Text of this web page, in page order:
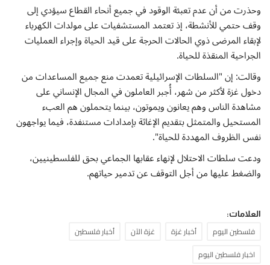
وحذرت من أن عدم تعبئة الوقود في جميع أنحاء القطاع سيؤدي إلى
وقف حتمي للأنشطة، إذ تعتمد المستشفيات على مولدات الكهرباء
لإبقاء المرضى ذوي الحالات الحرجة على قيد الحياة وإجراء العمليات
الجراحية المنقذة للحياة.
وقالت: إن "السلطات الإسرائيلية تعمدت منع جميع المساعدات من
دخول غزة لأكثر من شهر، أُجبر العاملون في المجال الإنساني على
مشاهدة الناس وهم يعانون ويموتون، بينما يتحملون هم العبء
المستحيل والمتمثل بتقديم الإغاثة بإمدادات مستنفدة، فيما يواجهون
نفس الظروف المهددة للحياة".
ودعت سلطات الاحتلال لإنهاء عقابها الجماعي بحق للفلسطينيين،
والضغط عليها من أجل التوقف عن تدمير حياتهم.
العلامات:
فلسطين اليوم أخبار غزة غزة الآن
أخبار فلسطين
اخبار فلسطين اليوم